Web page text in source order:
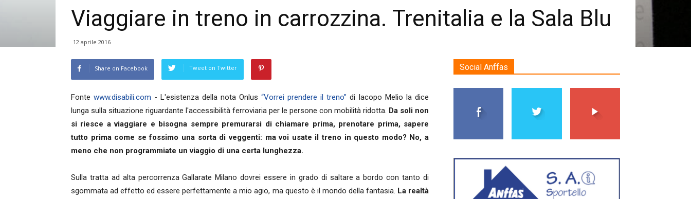
Viaggiare in treno in carrozzina. Trenitalia e la Sala Blu
12 aprile 2016
Share on Facebook Tweet on Twitter
Fonte www.disabili.com - L'esistenza della nota Onlus “Vorrei prendere il treno” di Iacopo Melio la dice
lunga sulla situazione riguardante l'accessibilità ferroviaria per le persone con mobilità ridotta. Da soli non
si riesce a viaggiare e bisogna sempre premurarsi di chiamare prima, prenotare prima, sapere
tutto prima come se fossimo una sorta di veggenti: ma voi usate il treno in questo modo? No, a
meno che non programmiate un viaggio di una certa lunghezza.
Sulla tratta ad alta percorrenza Gallarate Milano dovrei essere in grado di saltare a bordo con tanto di
sgommata ad effetto ed essere perfettamente a mio agio, ma questo è il mondo della fantasia. La realtà
Social Anffas